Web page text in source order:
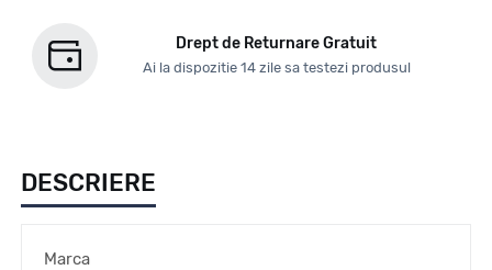
Drept de Returnare Gratuit
Ai la dispozitie 14 zile sa testezi produsul
DESCRIERE
Marca